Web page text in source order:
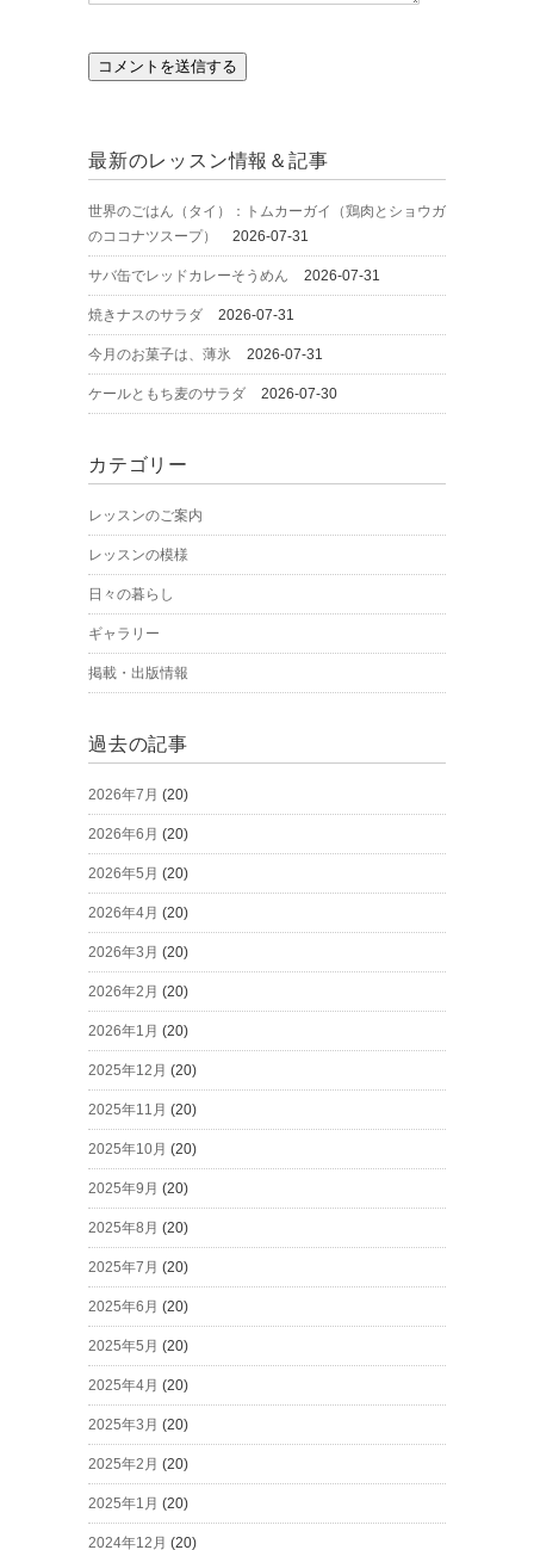
最新のレッスン情報＆記事
世界のごはん（タイ）：トムカーガイ（鶏肉とショウガ
のココナツスープ）
2026-07-31
サバ缶でレッドカレーそうめん 2026-07-31
焼きナスのサラダ 2026-07-31
今月のお菓子は、薄氷 2026-07-31
ケールともち麦のサラダ 2026-07-30
カテゴリー
レッスンのご案内
レッスンの模様
日々の暮らし
ギャラリー
掲載・出版情報
過去の記事
2026年7月 (20)
2026年6月 (20)
2026年5月 (20)
2026年4月 (20)
2026年3月 (20)
2026年2月 (20)
2026年1月 (20)
2025年12月 (20)
2025年11月 (20)
2025年10月 (20)
2025年9月 (20)
2025年8月 (20)
2025年7月 (20)
2025年6月 (20)
2025年5月 (20)
2025年4月 (20)
2025年3月 (20)
2025年2月 (20)
2025年1月 (20)
2024年12月 (20)